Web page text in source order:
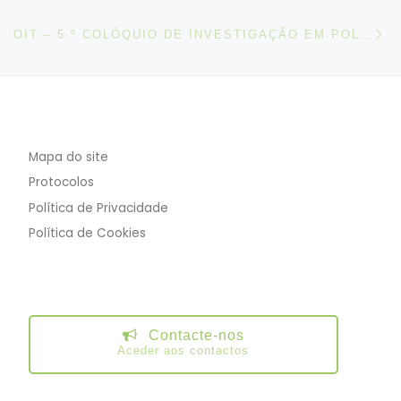
Mapa do site
Protocolos
Política de Privacidade
Política de Cookies
Contacte-nos
Aceder aos contactos